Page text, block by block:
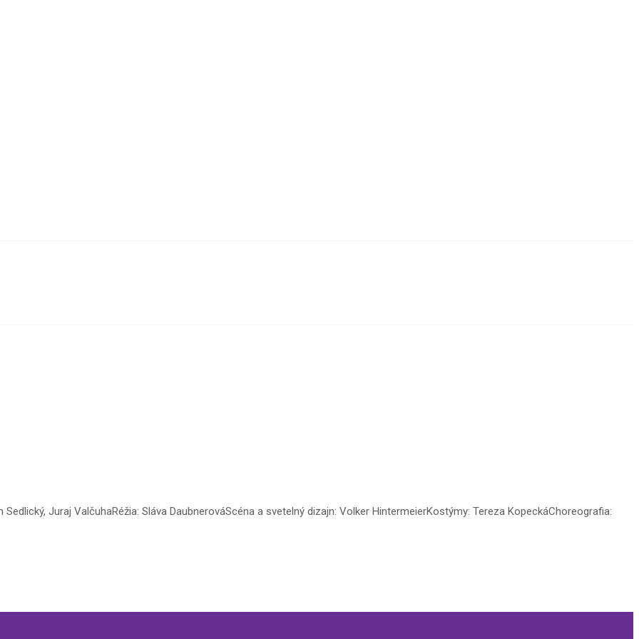
Juraj ValčuhaRéžia: Sláva DaubnerováScéna a svetelný dizajn: Volker HintermeierKostýmy: Tereza KopeckáChoreografia: